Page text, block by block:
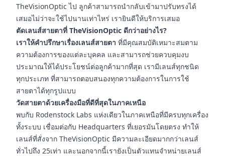
TheVisionOptic ไป ลูกค้าสามารถนำกลับเข้ามาปรับทรงได้
เสมอไม่ว่าจะใช้ไปนานเท่าไหร่ เรายินดีให้บริการเสมอ
ตัดเลนส์สายตาที่ TheVisionOptic ดีกว่าอย่างไร?
เราให้คำปรึกษาเรื่องเลนส์สายตา ที่มีคุณสมบัติเหมาะสมตาม
ความต้องการของแต่ละบุคคล และสามารถช่วยควบคุมงบ
ประมาณให้ได้ประโยชน์ต่อลูกค้ามากที่สุด เรามีเลนส์ทุกชนิด
ทุกประเภท ที่สามารถตอบสนองทุกความต้องการในการใช้
สายตาได้ทุกรูปแบบ
วัดสายตาด้วยเครื่องมือที่ดีที่สุดในภาคเหนือ
พบกับ Rodenstock Labs แห่งเดียวในภาคเหนือที่มีครบทุกเครื่อง
ทั้งระบบ เชื่อมต่อกับ Headquarters ที่เยอรมันโดยตรง ทำให้
เลนส์ที่สั่งจาก TheVisionOptic มีความละเอียดมากกว่าเลนส์
ทั่วไปถึง 25เท่า และนอกจากนี้เรายังเป็นตัวแทนจำหน่ายเลนส์